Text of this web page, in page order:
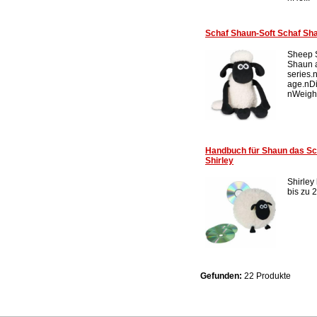
Schaf Shaun-Soft Schaf
Sheep
Shaun
Handbuch für Shaun das
Shirley
Shirley
bis zu
Gefunden: 22 Produkte